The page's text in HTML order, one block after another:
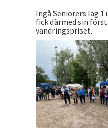
Ingå Seniorers lag 1
fick därmed sin
vandringspriset.